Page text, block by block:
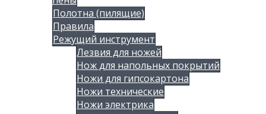
Полотна (пилящие)
Правила
Режущий инструмент
Лезвия для ножей
Нож для напольных покрытий
Ножи для гипсокартона
Ножи технические
Ножи электрика